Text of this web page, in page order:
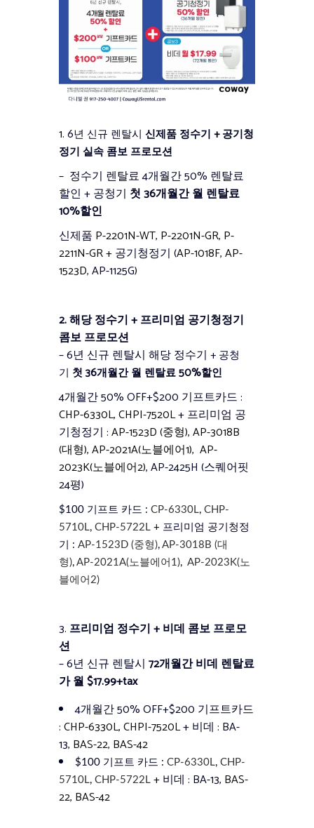
1. 6년 신규 렌탈시 신제품 정수기 + 공기청
정기 실속 콤보 프로모션
– 정수기 렌탈료 4개월간 50% 렌탈료
할인 + 공청기 첫 36개월간 월 렌탈료
10%할인
신제품 P-2201N-WT, P-2201N-GR, P-
2211N-GR+ 공기청정기 (AP-1018F,AP-
1523D,AP-1125G)
2. 해당 정수기 + 프리미엄 공기청정기
콤보 프로모션
– 6년 신규 렌탈시 해당 정수기 + 공청
기 첫 36개월간 월 렌탈료 50%할인
4개월간 50% OFF+$200 기프트카드 :
CHP-6330L,CHPI-7520L+ 프리미엄 공
기청정기 :AP-1523D (중형),AP-3018B
(대형),AP-2021A(노블에어1), AP-
2023K(노블에어2), AP-2425H (스퀘어핏
24평)
$100 기프트 카드 : CP-6330L, CHP-
5710L, CHP-5722L + 프리미엄 공기청정
기 : AP-1523D (중형), AP-3018B (대
형), AP-2021A(노블에어1), AP-2023K(노
블에어2)
3. 프리미엄 정수기 + 비데 콤보 프로모
션
– 6년 신규 렌탈시 72개월간 비데 렌탈료
가 월 $17.99+tax
4개월간 50% OFF+$200 기프트카드
:CHP-6330L,CHPI-7520L+ 비데 : BA-
13, BAS-22, BAS-42
$100 기프트 카드 : CP-6330L, CHP-
5710L, CHP-5722L + 비데 : BA-13, BAS-
22, BAS-42